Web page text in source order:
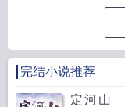
完结小说推荐
定河山